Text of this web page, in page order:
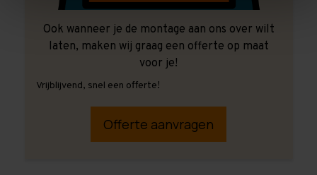
Ook wanneer je de montage aan ons over wilt
laten, maken wij graag een offerte op maat
voor je!
Vrijblijvend, snel een offerte!
Offerte aanvragen